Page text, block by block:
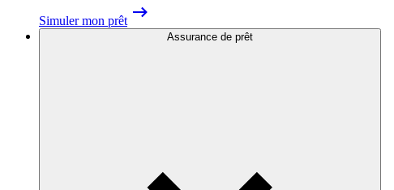
Simuler mon prêt
Assurance de prêt